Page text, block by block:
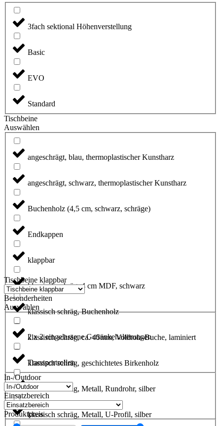
3fach sektional Höhenverstellung
Basic
EVO
Standard
Tischbeine
Auswählen
angeschrägt, blau, thermoplastischer Kunstharz
angeschrägt, schwarz, thermoplastischer Kunstharz
Buchenholz (4,5 cm, schwarz, schräge)
Endkappen
klappbar
klassisch schräg, 4 cm MDF, schwarz
klassisch schräg, Buchenholz
klassisch schräg, ca. 45mm, Vollholz-Buche, laminiert
klassisch schräg, geschichtetes Birkenholz
klassisch schräg, Metall, Rundrohr, silber
klassisch schräg, Metall, U-Profil, silber
Tischbeine klappbar
Besonderheiten
Auswählen
2 x 2 eingelassene Getränkehalterungen
Transportrollen
In-/Outdoor
Einsatzbereich
Produktpreis